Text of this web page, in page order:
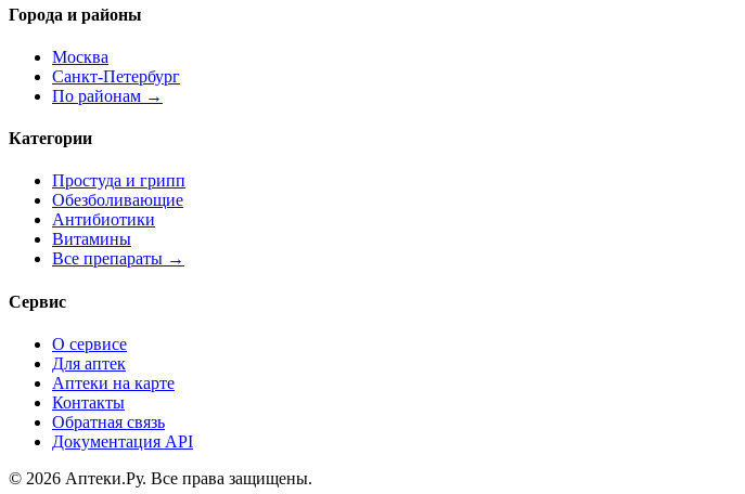
Города и районы
Москва
Санкт-Петербург
По районам →
Категории
Простуда и грипп
Обезболивающие
Антибиотики
Витамины
Все препараты →
Сервис
О сервисе
Для аптек
Аптеки на карте
Контакты
Обратная связь
Документация API
© 2026 Аптеки.Ру. Все права защищены.